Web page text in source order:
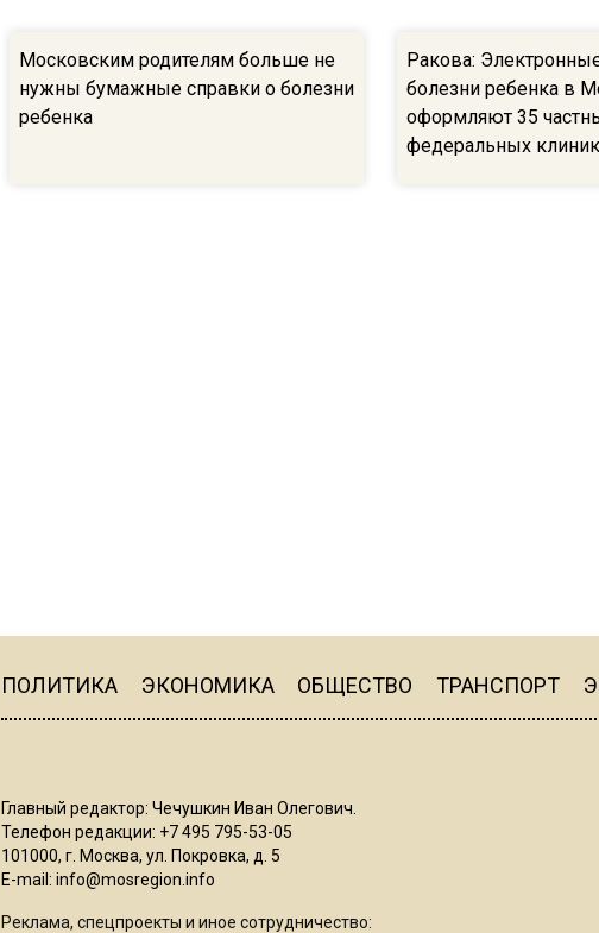
Московским родителям больше не
нужны бумажные справки о болезни
ребенка
Ракова:
болезни ребенка в
оформляют 35
федеральных клиник
ПОЛИТИКА ЭКОНОМИКА ОБЩЕСТВО ТРАНСПОРТ
Главный редактор: Чечушкин Иван Олегович.
Телефон редакции: +7 495 795-53-05
101000, г. Москва, ул. Покровка, д. 5
E-mail: info@mosregion.info
Реклама, спецпроекты и иное сотрудничество: